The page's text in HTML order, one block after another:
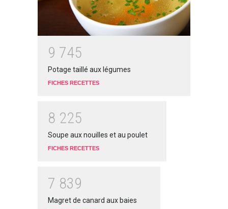
9 745
Potage taillé aux légumes
FICHES RECETTES
8 225
Soupe aux nouilles et au poulet
FICHES RECETTES
7 839
Magret de canard aux baies